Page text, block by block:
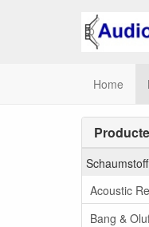
Home
Acoustic
Bang &